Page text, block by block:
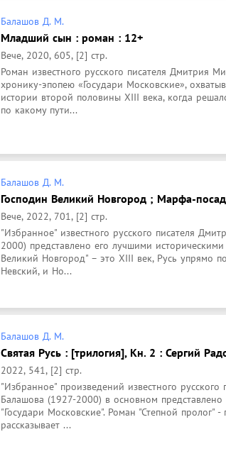
Балашов Д. М.
Младший сын : роман : 12+
Вече, 2020, 605, [2] стр.
Роман известного русского писателя Дмитрия
хронику-эпопею «Государи Московские»,
истории второй половины XIII века, когда
по какому пути...
Балашов Д. М.
Господин Великий Новгород ; Марфа-
Вече, 2022, 701, [2] стр.
"Избранное" известного русского писателя
2000) представлено его лучшими
Великий Новгород" – это XIII век, Русь упрямо
Невский, и Но...
Балашов Д. М.
Святая Русь : [трилогия], Кн. 2 : Сергий
2022, 541, [2] стр.
"Избранное" произведений известного
Балашова (1927-2000) в основном
"Государи Московские". Роман "Степной пролог" -
рассказывает ...